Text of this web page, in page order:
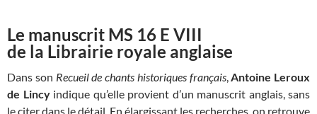
Le manuscrit MS 16 E VIII
de la Librairie royale anglaise
Dans son Recueil de chants historiques français,Antoine Leroux
de Lincyindique qu’elle provient d’un manuscrit anglais, sans
le citer dans le détail. En élargissant les recherches, on retrouve